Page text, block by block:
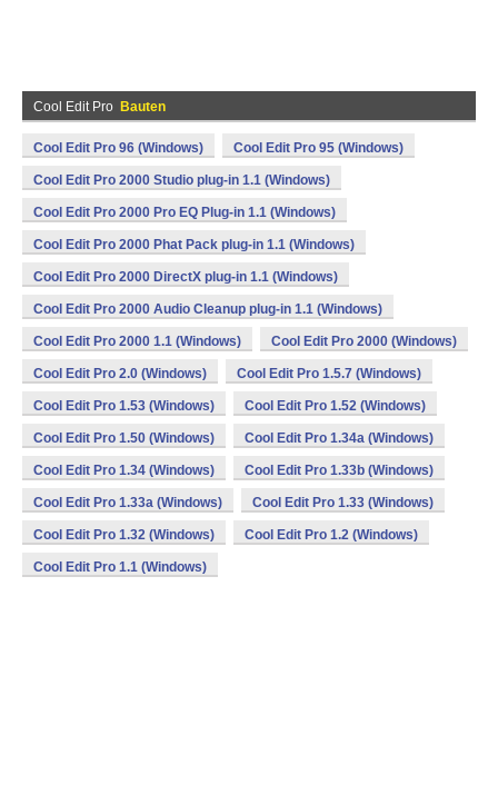
Cool Edit Pro Bauten
Cool Edit Pro 96 (Windows) Cool Edit Pro 95 (Windows)
Cool Edit Pro 2000 Studio plug-in 1.1 (Windows)
Cool Edit Pro 2000 Pro EQ Plug-in 1.1 (Windows)
Cool Edit Pro 2000 Phat Pack plug-in 1.1 (Windows)
Cool Edit Pro 2000 DirectX plug-in 1.1 (Windows)
Cool Edit Pro 2000 Audio Cleanup plug-in 1.1 (Windows)
Cool Edit Pro 2000 1.1 (Windows) Cool Edit Pro 2000 (Windows)
Cool Edit Pro 2.0 (Windows) Cool Edit Pro 1.5.7 (Windows)
Cool Edit Pro 1.53 (Windows) Cool Edit Pro 1.52 (Windows)
Cool Edit Pro 1.50 (Windows) Cool Edit Pro 1.34a (Windows)
Cool Edit Pro 1.34 (Windows) Cool Edit Pro 1.33b (Windows)
Cool Edit Pro 1.33a (Windows) Cool Edit Pro 1.33 (Windows)
Cool Edit Pro 1.32 (Windows) Cool Edit Pro 1.2 (Windows)
Cool Edit Pro 1.1 (Windows)